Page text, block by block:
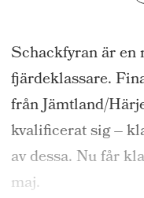
Schackfyran är
fjärdeklassare.
från Jämtland/
kvalificerat sig –
av dessa. Nu får
maj.